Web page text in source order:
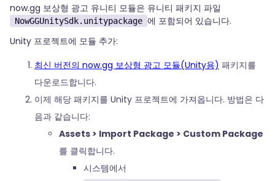
now.gg 보상형 광고 유니티 모듈은 유니티 패키지 파일
NowGGUnitySdk.unitypackage 에 포함되어 있습니다.
Unity 프로젝트에 모듈 추가:
최신 버전의 now.gg 보상형 광고 모듈(Unity용) 패키지를
다운로드합니다.
이제 해당 패키지를 Unity 프로젝트에 가져옵니다. 방법은 다
음과 같습니다:
Assets > Import Package > Custom Package
를 클릭합니다.
시스템에서